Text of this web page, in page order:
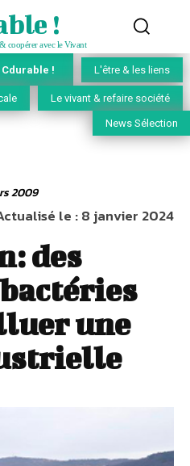
!
coopérer avec le Vivant
! L'être & les liens
Le vivant & refaire société
News Sélection
2009
le :8 janvier 2024
des
une